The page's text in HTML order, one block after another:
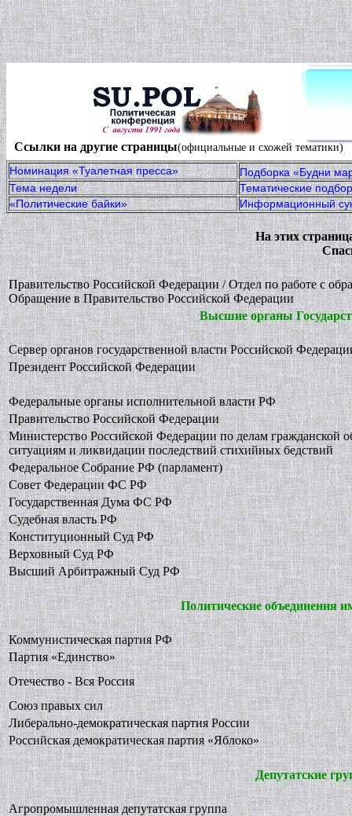
Ссылки на другие страницы(официальные и схожей тематики)
Hоминация «Туалетная пресса»
Подборка «Будни
Тема недели
Тематические
«Политические байки»
Информационный
Hа этих
Правительство Российской Федерации / Отдел по работе с
Обращение в Правительство Российской Федерации
Высшие органы
Сервер органов государственной власти Российской
Президент Российской Федерации
Федеральные органы исполнительной власти РФ
Правительство Российской Федерации
Министерство Российской Федерации по делам гражданской
ситуациям и ликвидации последствий стихийных бедствий
Федеральное Собрание РФ (парламент)
Совет Федерации ФС РФ
Государственная Дума ФС РФ
Судебная власть РФ
Конституционный Суд РФ
Верховный Суд РФ
Высший Арбитражный Суд РФ
Политические объединения
Коммунистическая партия РФ
Партия «Единство»
Отечество - Вся Россия
Союз правых сил
Либерально-демократическая партия России
Российская демократическая партия «Яблоко»
Депутатские
Агропромышленная депутатская группа